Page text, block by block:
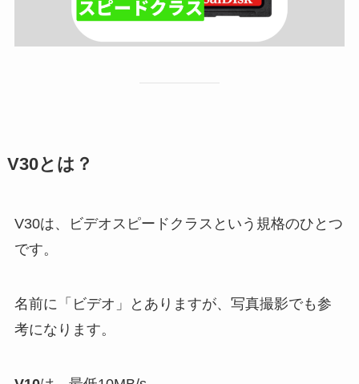
V30とは？
V30は、ビデオスピードクラスという規格のひとつ
です。
名前に「ビデオ」とありますが、写真撮影でも参
考になります。